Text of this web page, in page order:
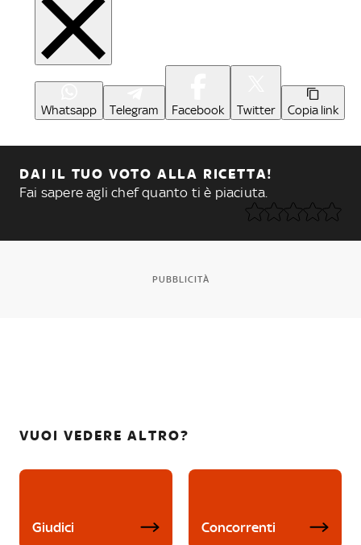
Whatsapp Telegram Facebook Twitter Copia link
DAI IL TUO VOTO ALLA RICETTA!
Fai sapere agli chef quanto ti è piaciuta.
PUBBLICITÀ
VUOI VEDERE ALTRO?
Giudici Concorrenti